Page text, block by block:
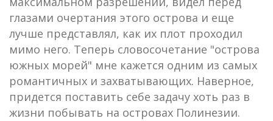
глазами очертания этого острова и еще
лучше представлял, как их плот проходил
мимо него. Теперь словосочетание "острова
южных морей" мне кажется одним из самых
романтичных и захватывающих. Наверное,
придется поставить себе задачу хоть раз в
жизни побывать на островах Полинезии.